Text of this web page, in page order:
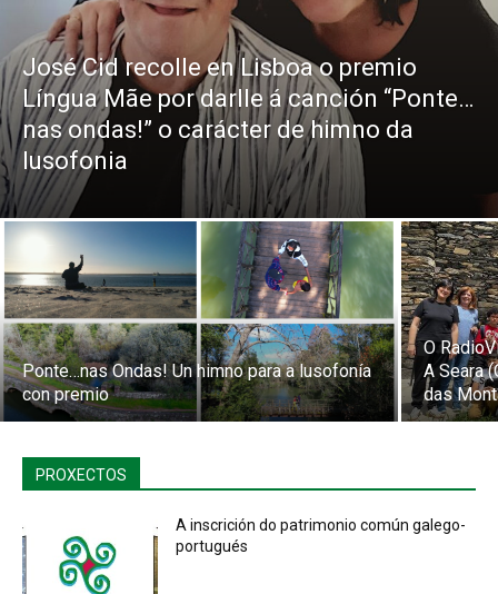
José Cid recolle en Lisboa o premio
Língua Mãe por darlle á canción “Ponte…
nas ondas!” o carácter de himno da
lusofonia
Ponte…nas Ondas! Un himno para a lusofonía
con premio
O
A Seara
das
PROXECTOS
A inscrición do patrimonio común galego-
portugués